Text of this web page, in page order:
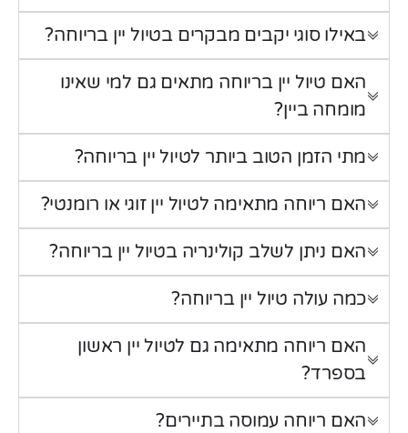
באילו סוגי יקבים מבקרים בטיול יין בריוחה?
האם טיול יין בריוחה מתאים גם למי שאינו
מומחה ביין?
מתי הזמן הטוב ביותר לטיול יין בריוחה?
האם ריוחה מתאימה לטיול יין זוגי או רומנטי?
האם ניתן לשלב קולינריה בטיול יין בריוחה?
כמה עולה טיול יין בריוחה?
האם ריוחה מתאימה גם לטיול יין ראשון
בספרד?
האם ריוחה עמוסה בתיירים?